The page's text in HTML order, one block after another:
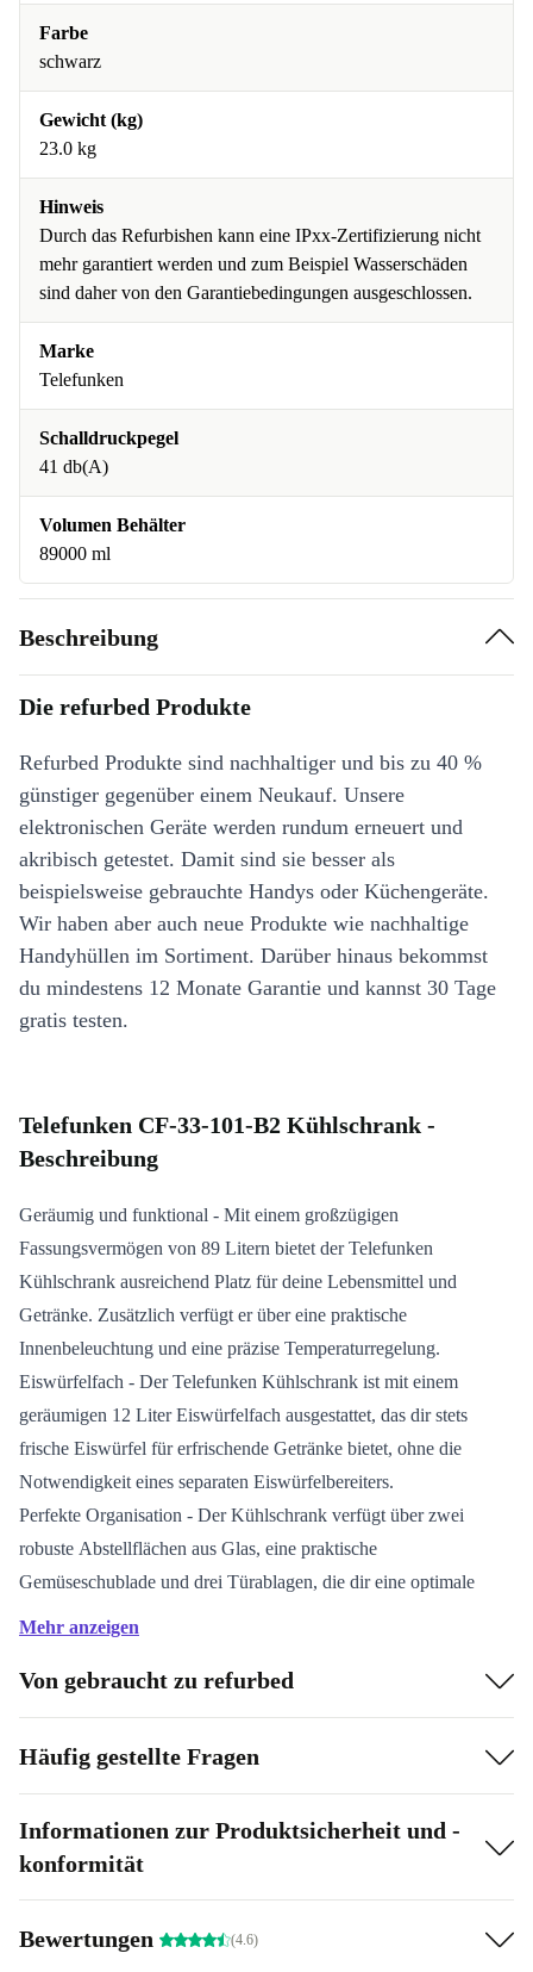
Farbe
schwarz
Gewicht (kg)
23.0 kg
Hinweis
Durch das Refurbishen kann eine IPxx-Zertifizierung nicht
mehr garantiert werden und zum Beispiel Wasserschäden
sind daher von den Garantiebedingungen ausgeschlossen.
Marke
Telefunken
Schalldruckpegel
41 db(A)
Volumen Behälter
89000 ml
Beschreibung
Die refurbed Produkte
Refurbed Produkte sind nachhaltiger und bis zu 40 %
günstiger gegenüber einem Neukauf. Unsere
elektronischen Geräte werden rundum erneuert und
akribisch getestet. Damit sind sie besser als
beispielsweise gebrauchte Handys oder Küchengeräte.
Wir haben aber auch neue Produkte wie nachhaltige
Handyhüllen im Sortiment. Darüber hinaus bekommst
du mindestens 12 Monate Garantie und kannst 30 Tage
gratis testen.
Telefunken CF-33-101-B2 Kühlschrank -
Beschreibung
Geräumig und funktional - Mit einem großzügigen
Fassungsvermögen von 89 Litern bietet der Telefunken
Kühlschrank ausreichend Platz für deine Lebensmittel und
Getränke. Zusätzlich verfügt er über eine praktische
Innenbeleuchtung und eine präzise Temperaturregelung.
Eiswürfelfach - Der Telefunken Kühlschrank ist mit einem
geräumigen 12 Liter Eiswürfelfach ausgestattet, das dir stets
frische Eiswürfel für erfrischende Getränke bietet, ohne die
Notwendigkeit eines separaten Eiswürfelbereiters.
Perfekte Organisation - Der Kühlschrank verfügt über zwei
robuste Abstellflächen aus Glas, eine praktische
Gemüseschublade und drei Türablagen, die dir eine optimale
Organisation und einfache Zugänglichkeit deiner Lebensmittel
Praktisch - Mit wechselbarem Türanschlag und
höhenverstellbaren Füßen passt sich der Telefunken Kühlschrank
mühelos in jede Küche ein.
Telefunken CF-33-101-B2 - Ein Kühlschrank für alle Zwecke
Der freistehende refurbed Telefunken CF-33-101-B2
Kühlschrank ist nicht nur funktional, sondern auch ein
Mehr anzeigen
Von gebraucht zu refurbed
Häufig gestellte Fragen
Informationen zur Produktsicherheit und -
konformität
Bewertungen (4.6)